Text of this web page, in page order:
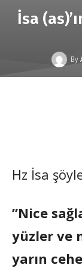
İsa
By
Hz İsa
”Nice
yüzler ve
yarın